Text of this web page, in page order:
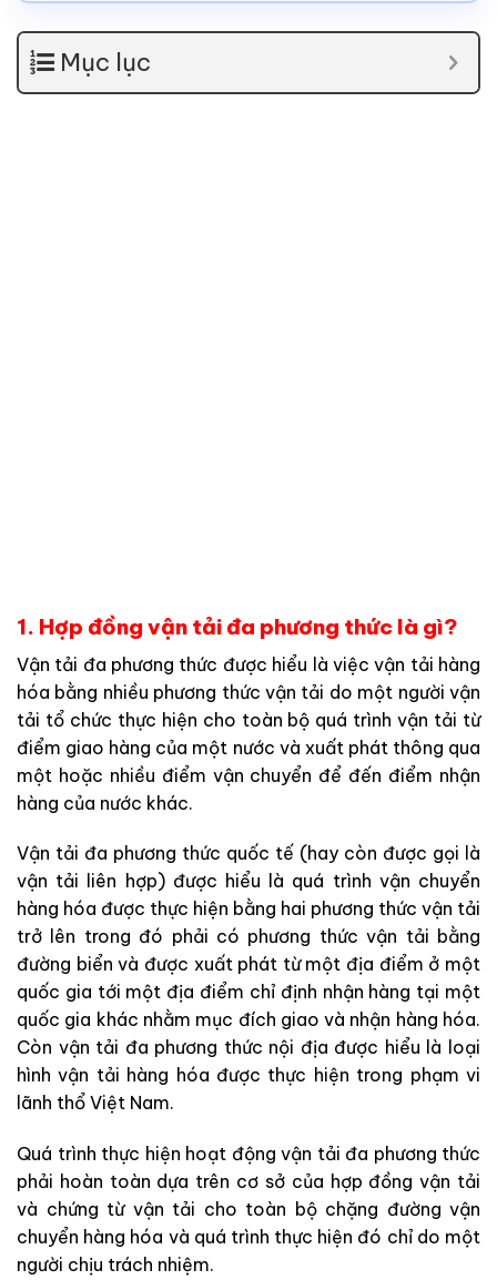
Mục lục
1. Hợp đồng vận tải đa phương thức là gì?
Vận tải đa phương thức được hiểu là việc vận tải hàng
hóa bằng nhiều phương thức vận tải do một người vận
tải tổ chức thực hiện cho toàn bộ quá trình vận tải từ
điểm giao hàng của một nước và xuất phát thông qua
một hoặc nhiều điểm vận chuyển để đến điểm nhận
hàng của nước khác.
Vận tải đa phương thức quốc tế (hay còn được gọi là
vận tải liên hợp) được hiểu là quá trình vận chuyển
hàng hóa được thực hiện bằng hai phương thức vận tải
trở lên trong đó phải có phương thức vận tải bằng
đường biển và được xuất phát từ một địa điểm ở một
quốc gia tới một địa điểm chỉ định nhận hàng tại một
quốc gia khác nhằm mục đích giao và nhận hàng hóa.
Còn vận tải đa phương thức nội địa được hiểu là loại
hình vận tải hàng hóa được thực hiện trong phạm vi
lãnh thổ Việt Nam.
Quá trình thực hiện hoạt động vận tải đa phương thức
phải hoàn toàn dựa trên cơ sở của hợp đồng vận tải
và chứng từ vận tải cho toàn bộ chặng đường vận
chuyển hàng hóa và quá trình thực hiện đó chỉ do một
người chịu trách nhiệm.